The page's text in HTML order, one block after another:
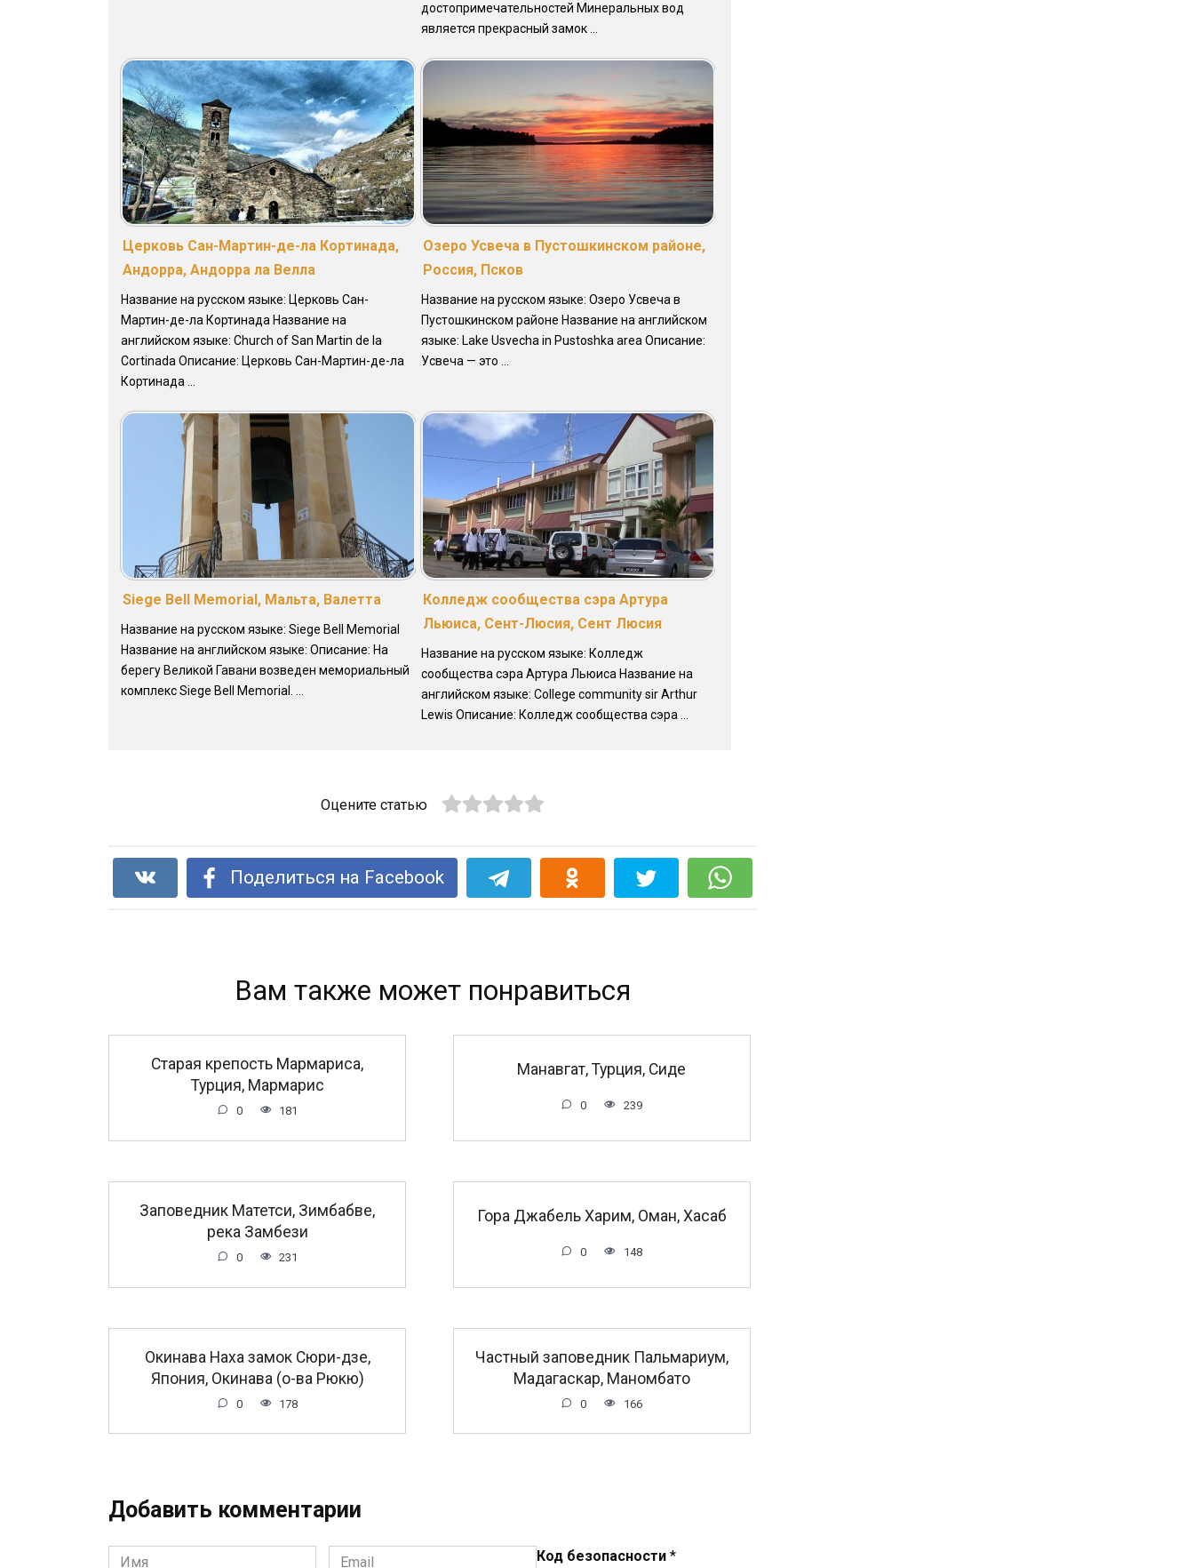
достопримечательностей Минеральных вод
является прекрасный замок ...
Церковь Сан-Мартин-де-ла Кортинада,
Андорра, Андорра ла Велла
Название на русском языке: Церковь Сан-
Мартин-де-ла Кортинада Название на
английском языке: Church of San Martin de la
Cortinada Описание: Церковь Сан-Мартин-де-ла
Кортинада ...
Озеро Усвеча в Пустошкинском районе,
Россия, Псков
Название на русском языке: Озеро Усвеча в
Пустошкинском районе Название на английском
языке: Lake Usvecha in Pustoshka area Описание:
Усвеча — это ...
Siege Bell Memorial, Мальта, Валетта
Название на русском языке: Siege Bell Memorial
Название на английском языке: Описание: На
берегу Великой Гавани возведен мемориальный
комплекс Siege Bell Memorial. ...
Колледж сообщества сэра Артура
Льюиса, Сент-Люсия, Сент Люсия
Название на русском языке: Колледж
сообщества сэра Артура Льюиса Название на
английском языке: College community sir Arthur
Lewis Описание: Колледж сообщества сэра ...
Оцените статью
Поделиться на Facebook
Вам также может понравиться
Старая крепость Мармариса,
Турция, Мармарис
0 181
Манавгат, Турция, Сиде
0 239
Заповедник Матетси, Зимбабве,
река Замбези
0 231
Гора Джабель Харим, Оман, Хасаб
0 148
Окинава Наха замок Сюри-дзе,
Япония, Окинава (о-ва Рюкю)
0 178
Частный заповедник Пальмариум,
Мадагаскар, Маномбато
0 166
Добавить комментарии
Имя Email Код безопасности *